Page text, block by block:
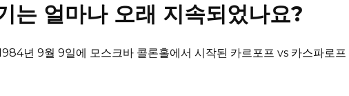
는 얼마나 오래 지속되었나요?
년 9월 9일에 모스크바 콜론홀에서 시작된 카르포프 vs 카스파로프